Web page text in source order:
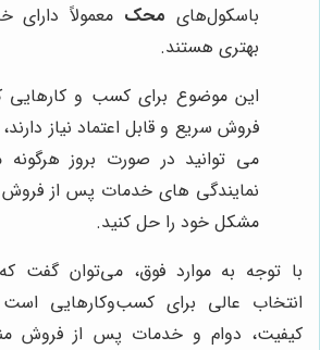
باسکول‌های محک معمولاً
بهتری هستند.
این موضوع برای کسب و
فروش سریع و قابل اعتماد نیاز
می توانید در صورت بروز
نمایندگی های خدمات پس از
مشکل خود را حل کنید.
با توجه به موارد فوق، می‌توان گفت که
انتخاب عالی برای کسب‌وکارهایی
کیفیت، دوام و خدمات پس از فروش